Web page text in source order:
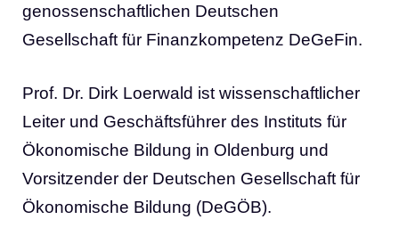
genossenschaftlichen Deutschen
Gesellschaft für Finanzkompetenz DeGeFin.
Prof. Dr. Dirk Loerwald ist wissenschaftlicher
Leiter und Geschäftsführer des Instituts für
Ökonomische Bildung in Oldenburg und
Vorsitzender der Deutschen Gesellschaft für
Ökonomische Bildung (DeGÖB).